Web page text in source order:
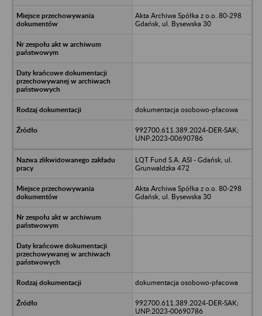
Akta Archiwa Spółka z o.o. 80-298
Gdańsk, ul. Bysewska 30
dokumentacja osobowo-płacowa
992700.611.389.2024-DER-SAK;
UNP:2023-00690786
LQT Fund S.A. ASI - Gdańsk, ul.
Grunwaldzka 472
Akta Archiwa Spółka z o.o. 80-298
Gdańsk, ul. Bysewska 30
dokumentacja osobowo-płacowa
992700.611.389.2024-DER-SAK;
UNP:2023-00690786